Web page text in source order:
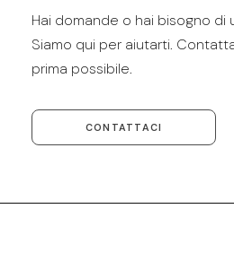
Hai domande o hai bisogno di
Siamo qui per aiutarti.
prima possibile.
CONTATTACI